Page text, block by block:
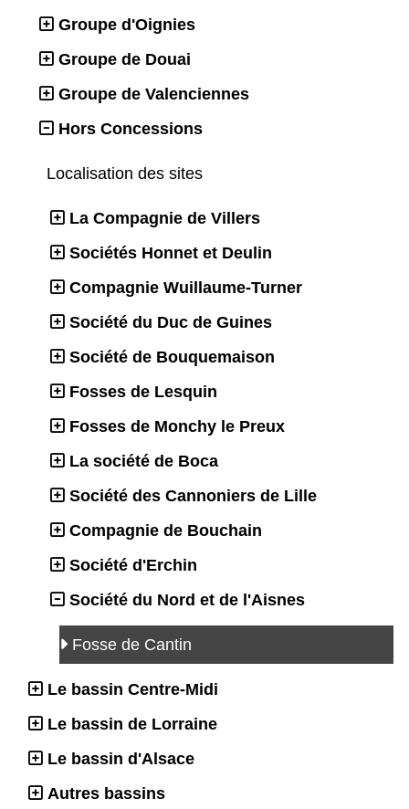
Groupe d'Oignies
Groupe de Douai
Groupe de Valenciennes
Hors Concessions
Localisation des sites
La Compagnie de Villers
Sociétés Honnet et Deulin
Compagnie Wuillaume-Turner
Société du Duc de Guines
Société de Bouquemaison
Fosses de Lesquin
Fosses de Monchy le Preux
La société de Boca
Société des Cannoniers de Lille
Compagnie de Bouchain
Société d'Erchin
Société du Nord et de l'Aisnes
Fosse de Cantin
Le bassin Centre-Midi
Le bassin de Lorraine
Le bassin d'Alsace
Autres bassins